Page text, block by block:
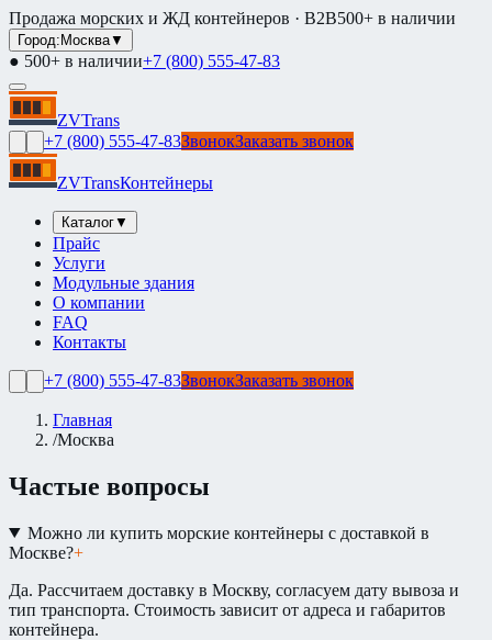
Продажа морских и ЖД контейнеров · B2B500+ в наличии
Город: Москва▼
● 500+ в наличии+7 (800) 555-47-83
ZVTrans
+7 (800) 555-47-83ЗвонокЗаказать звонок
ZVTransКонтейнеры
Каталог▼
Прайс
Услуги
Модульные здания
О компании
FAQ
Контакты
+7 (800) 555-47-83ЗвонокЗаказать звонок
Главная
/Москва
Частые вопросы
Можно ли купить морские контейнеры с доставкой в
Москве?+
Да. Рассчитаем доставку в Москву, согласуем дату вывоза и
тип транспорта. Стоимость зависит от адреса и габаритов
контейнера.